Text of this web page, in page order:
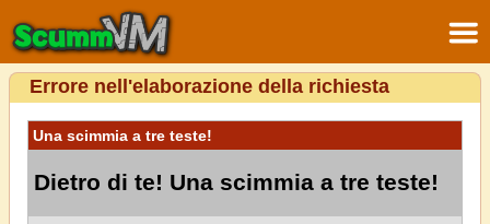
Errore nell'elaborazione della richiesta
Una scimmia a tre teste!
Dietro di te! Una scimmia a tre teste!